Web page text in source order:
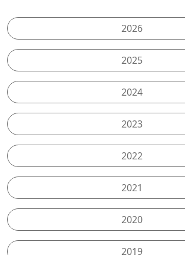
2026
2025
2024
2023
2022
2021
2020
2019